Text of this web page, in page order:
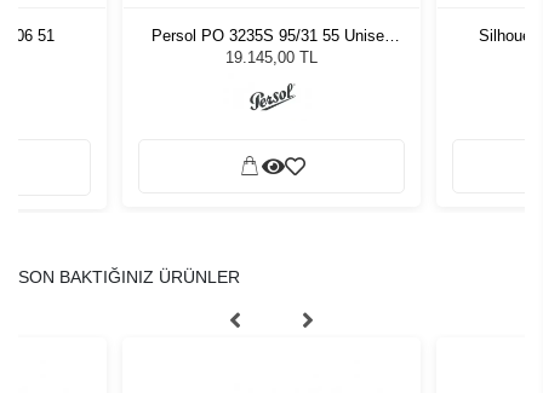
51
Persol PO 3235S 95/31 55 Unisex
Güneş Gözlüğü
19.145,00 TL
SON BAKTIĞINIZ ÜRÜNLER